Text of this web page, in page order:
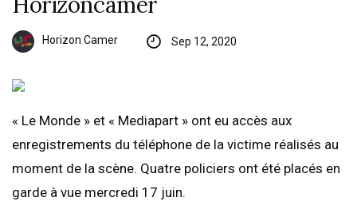
Horizon Camer Sep 12, 2020
« Le Monde » et « Mediapart » ont eu accès aux
enregistrements du téléphone de la victime réalisés au
moment de la scène. Quatre policiers ont été placés en
garde à vue mercredi 17 juin.